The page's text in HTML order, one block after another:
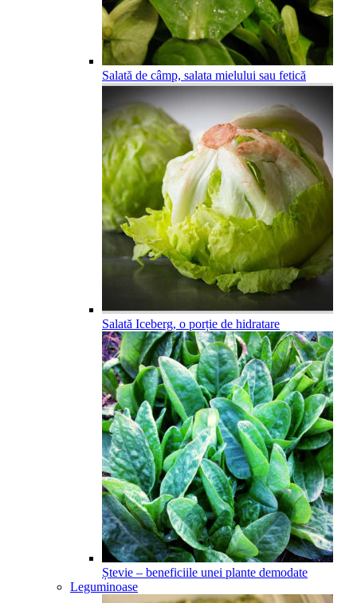
Salată de câmp, salata mielului sau fetică
Salată Iceberg, o porție de hidratare
Ștevie – beneficiile unei plante demodate
Leguminoase